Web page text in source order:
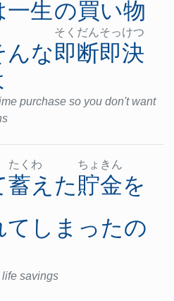
一生の買い物
んな
そく だんそっけつ
即断即決
purchase so you don't want
たく わ
蓄えた
ちょ きん
貯金を
しまったの
life savings